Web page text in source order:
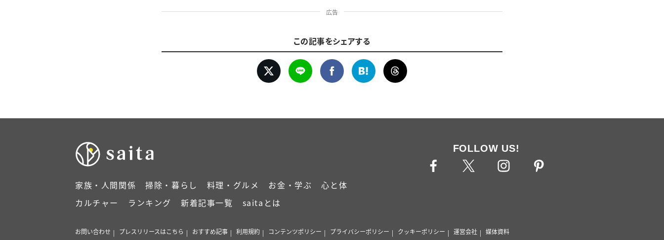
広告
この記事をシェアする
家族・人間関係 掃除・暮らし 料理・グルメ お金・学ぶ
心と体
カルチャー
ランキング 新着記事一覧 saitaとは
FOLLOW US!
お問い合わせ プレスリリースはこちら おすすめ記事 利用規約 コンテンツポリシー プライバシーポリシー クッキーポリシー 運営会社 媒体資料